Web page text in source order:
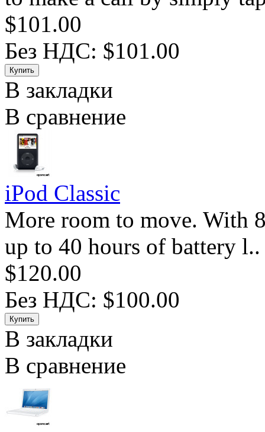
$101.00
Без НДС: $101.00
В закладки
В сравнение
iPod Classic
More room to move. With
up to 40 hours of battery l..
$120.00
Без НДС: $100.00
В закладки
В сравнение